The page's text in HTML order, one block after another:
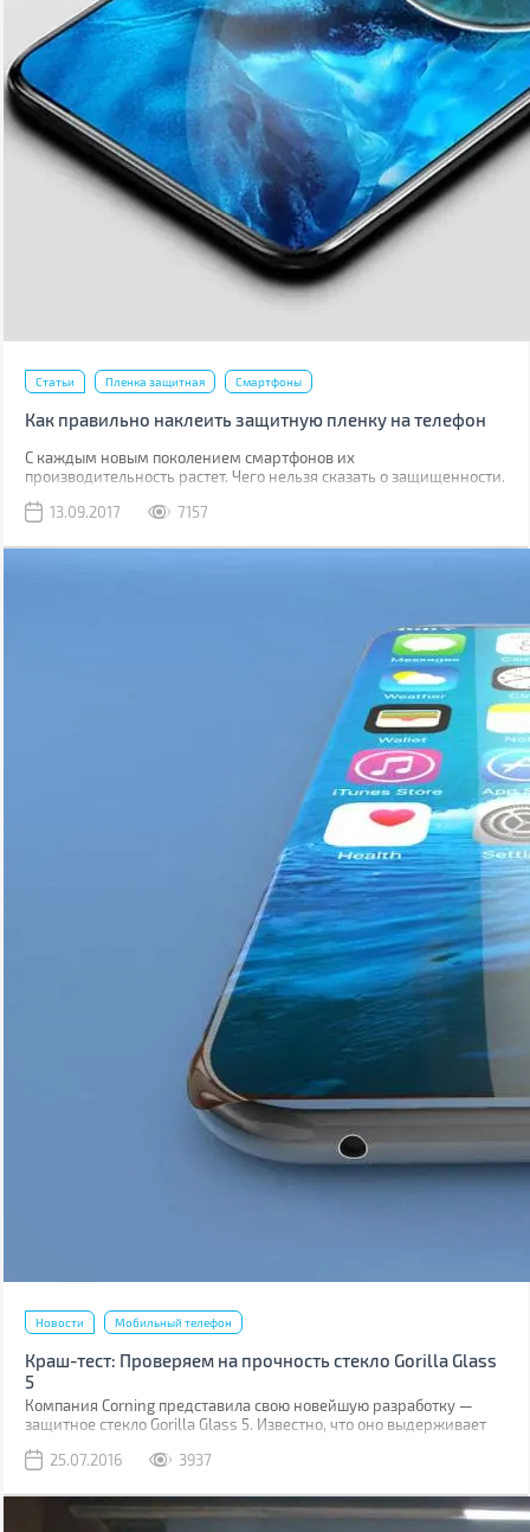
Статьи Пленка защитная Смартфоны
Как правильно наклеить защитную пленку на телефон
С каждым новым поколением смартфонов их
производительность растет. Чего нельзя сказать о защищенности.
водонепроницаемость, но все также уязвимы к механическим
13.09.2017 7157
Новости Мобильный телефон
Краш-тест: Проверяем на прочность стекло Gorilla Glass
5
Компания Corning представила свою новейшую разработку —
защитное стекло Gorilla Glass 5. Известно, что оно выдерживает
Как правило, большинство из них происходит при фотосессиях
25.07.2016 3937